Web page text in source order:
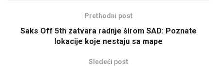
Prethodni post
Saks Off 5th zatvara radnje širom SAD: Poznate
lokacije koje nestaju sa mape
Sledeći post